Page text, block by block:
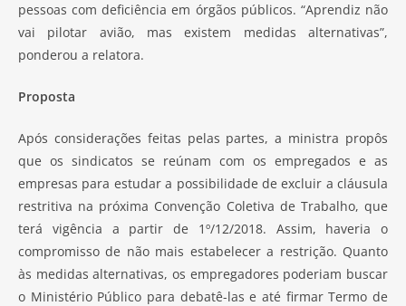
pessoas com deficiência em órgãos públicos. “Aprendiz não
vai pilotar avião, mas existem medidas alternativas”,
ponderou a relatora.
Proposta
Após considerações feitas pelas partes, a ministra propôs
que os sindicatos se reúnam com os empregados e as
empresas para estudar a possibilidade de excluir a cláusula
restritiva na próxima Convenção Coletiva de Trabalho, que
terá vigência a partir de 1º/12/2018. Assim, haveria o
compromisso de não mais estabelecer a restrição. Quanto
às medidas alternativas, os empregadores poderiam buscar
o Ministério Público para debatê-las e até firmar Termo de